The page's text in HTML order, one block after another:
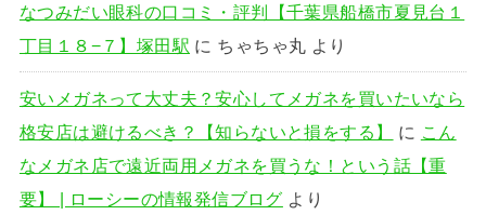
なつみだい眼科の口コミ・評判【千葉県船橋市夏見台１
丁目１８−７】塚田駅 に ちゃちゃ丸 より
安いメガネって大丈夫？安心してメガネを買いたいなら
格安店は避けるべき？【知らないと損をする】
に
こん
なメガネ店で遠近両用メガネを買うな！という話【重
要】 | ローシーの情報発信ブログ より